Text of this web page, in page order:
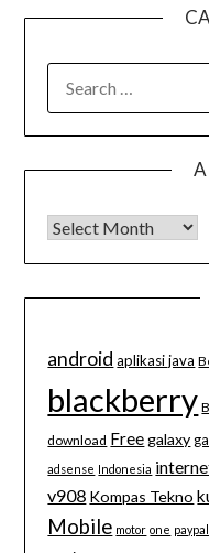
FOR:
Arsip Blog
android aplikasi java
blackberry
download Free galaxy
adsense Indonesia
v908 Kompas Tekno
Mobile motor one paypal